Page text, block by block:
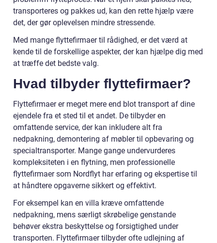
transporteres og pakkes ud, kan den rette hjælp være
det, der gør oplevelsen mindre stressende.
Med mange flyttefirmaer til rådighed, er det værd at
kende til de forskellige aspekter, der kan hjælpe dig med
at træffe det bedste valg.
Hvad tilbyder flyttefirmaer?
Flyttefirmaer er meget mere end blot transport af dine
ejendele fra et sted til et andet. De tilbyder en
omfattende service, der kan inkludere alt fra
nedpakning, demontering af møbler til opbevaring og
specialtransporter. Mange gange undervurderes
kompleksiteten i en flytning, men professionelle
flyttefirmaer som Nordflyt har erfaring og ekspertise til
at håndtere opgaverne sikkert og effektivt.
For eksempel kan en villa kræve omfattende
nedpakning, mens særligt skrøbelige genstande
behøver ekstra beskyttelse og forsigtighed under
transporten. Flyttefirmaer tilbyder ofte udlejning af